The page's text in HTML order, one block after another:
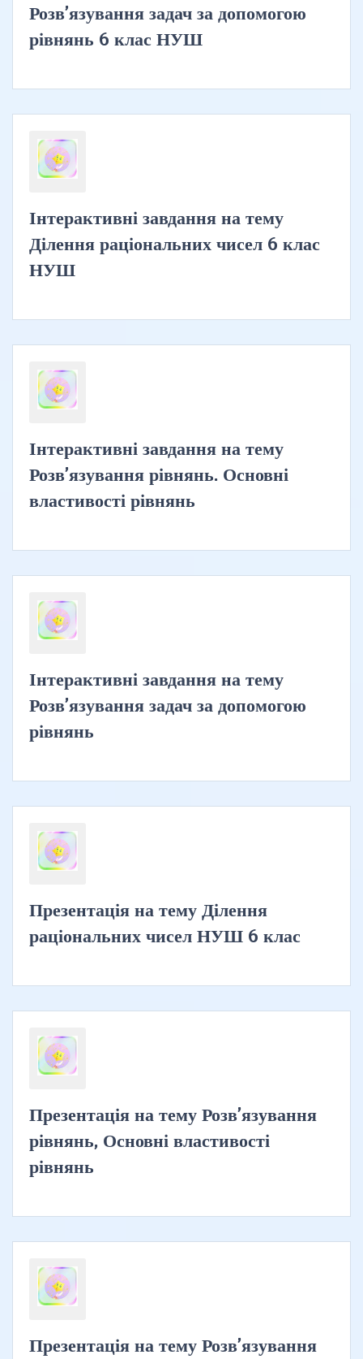
Розв’язування задач за допомогою
рівнянь 6 клас НУШ
Інтерактивні завдання на тему
Ділення раціональних чисел 6 клас
НУШ
Інтерактивні завдання на тему
Розв’язування рівнянь. Основні
властивості рівнянь
Інтерактивні завдання на тему
Розв’язування задач за допомогою
рівнянь
Презентація на тему Ділення
раціональних чисел НУШ 6 клас
Презентація на тему Розв’язування
рівнянь, Основні властивості
рівнянь
Презентація на тему Розв’язування